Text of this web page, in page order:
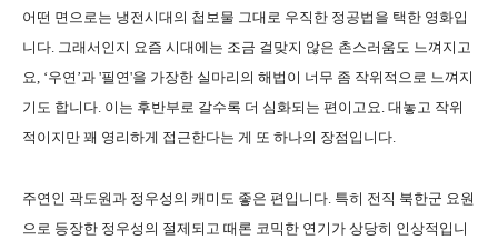
어떤 면으로는 냉전시대의 첩보물 그대로 우직한 정공법을 택한 영화입
니다. 그래서인지 요즘 시대에는 조금 걸맞지 않은 촌스러움도 느껴지고
요, ‘우연 ’과 '필연'을 가장한 실마리의 해법이 너무 좀 작위적으로 느껴지
기도 합니다. 이는 후반부로 갈수록 더 심화되는 편이고요. 대놓고 작위
적이지만 꽤 영리하게 접근한다는 게 또 하나의 장점입니다.
주연인 곽도원과 정우성의 캐미도 좋은 편입니다. 특히 전직 북한군 요원
으로 등장한 정우성의 절제되고 때론 코믹한 연기가 상당히 인상적입니